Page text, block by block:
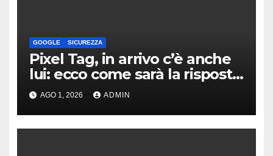
GOOGLE SICUREZZA
Pixel Tag, in arrivo c’è anche
lui: ecco come sarà la risposta
di Google agli AirTag
AGO 1, 2026 ADMIN